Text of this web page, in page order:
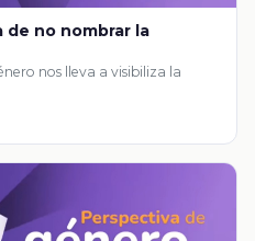
de no nombrar la
nos lleva a visibiliza la